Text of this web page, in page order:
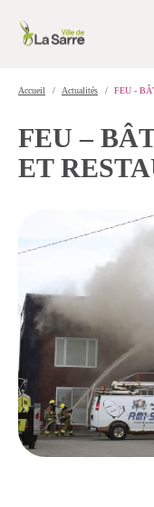
Accueil Actualités FEU -
FEU –
ET